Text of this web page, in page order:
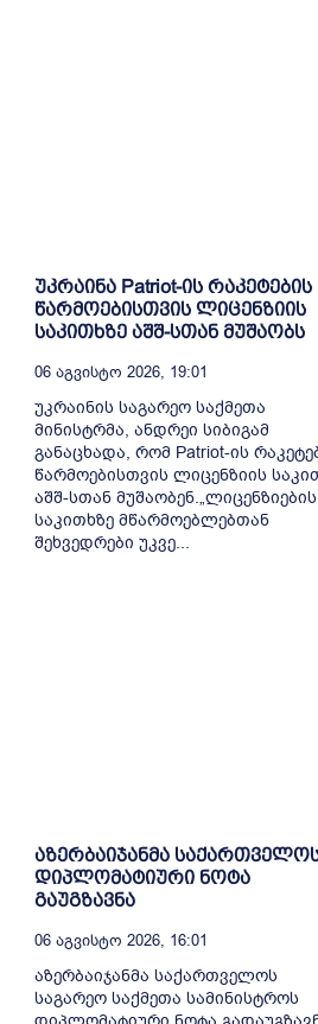
უკრაინა Patriot-ის რაკეტების
წარმოებისთვის ლიცენზიის
საკითხზე აშშ-სთან მუშაობს
06 Აგვისტო 2026, 19:01
უკრაინის საგარეო საქმეთა
მინისტრმა, ანდრეი სიბიგამ
განაცხადა, რომ Patriot-ის
წარმოებისთვის ლიცენზიის
აშშ-სთან მუშაობენ.„ლიცენზიების
საკითხზე მწარმოებლებთან
შეხვედრები უკვე...
აზერბაიჯანმა
დიპლომატიური ნოტა
გაუგზავნა
06 Აგვისტო 2026, 16:01
აზერბაიჯანმა საქართველოს
საგარეო საქმეთა სამინისტროს